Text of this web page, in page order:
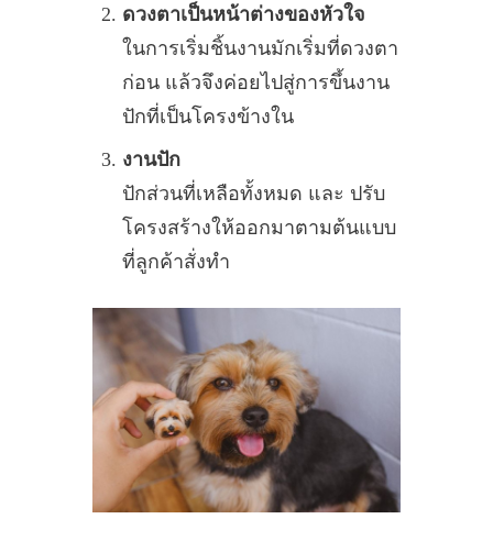
ดวงตาเป็นหน้าต่างของหัวใจ
ในการเริ่มชิ้นงานมักเริ่มที่ดวงตา
ก่อน แล้วจึงค่อยไปสู่การขึ้นงาน
ปักที่เป็นโครงข้างใน
งานปัก
ปักส่วนที่เหลือทั้งหมด และ ปรับ
โครงสร้างให้ออกมาตามต้นแบบ
ที่ลูกค้าสั่งทำ